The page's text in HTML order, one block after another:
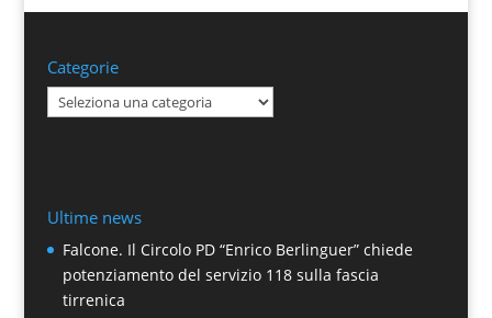
Categorie
Categorie
Ultime news
Falcone. Il Circolo PD “Enrico Berlinguer” chiede
potenziamento del servizio 118 sulla fascia
tirrenica